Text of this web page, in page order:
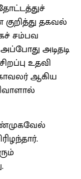
தகவல்
சம்பவ
அடிதடி
உதவி
ஆகிய